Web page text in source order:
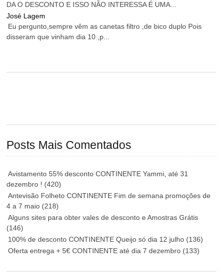
DA O DESCONTO E ISSO NÃO INTERESSA É UMA...
José Lagem
Eu pergunto,sempre vêm as canetas filtro ,de bico duplo Pois
disseram que vinham dia 10 ,p...
Posts Mais Comentados
Avistamento 55% desconto CONTINENTE Yammi, até 31
dezembro ! (420)
Antevisão Folheto CONTINENTE Fim de semana promoções de
4 a 7 maio (218)
Alguns sites para obter vales de desconto e Amostras Grátis
(146)
100% de desconto CONTINENTE Queijo só dia 12 julho (136)
Oferta entrega + 5€ CONTINENTE até dia 7 dezembro (133)